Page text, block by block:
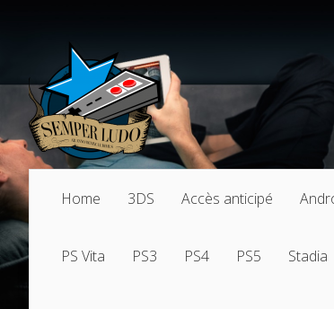
Home 3DS Accès anticipé
PS Vita PS3 PS4 PS5 Stadia